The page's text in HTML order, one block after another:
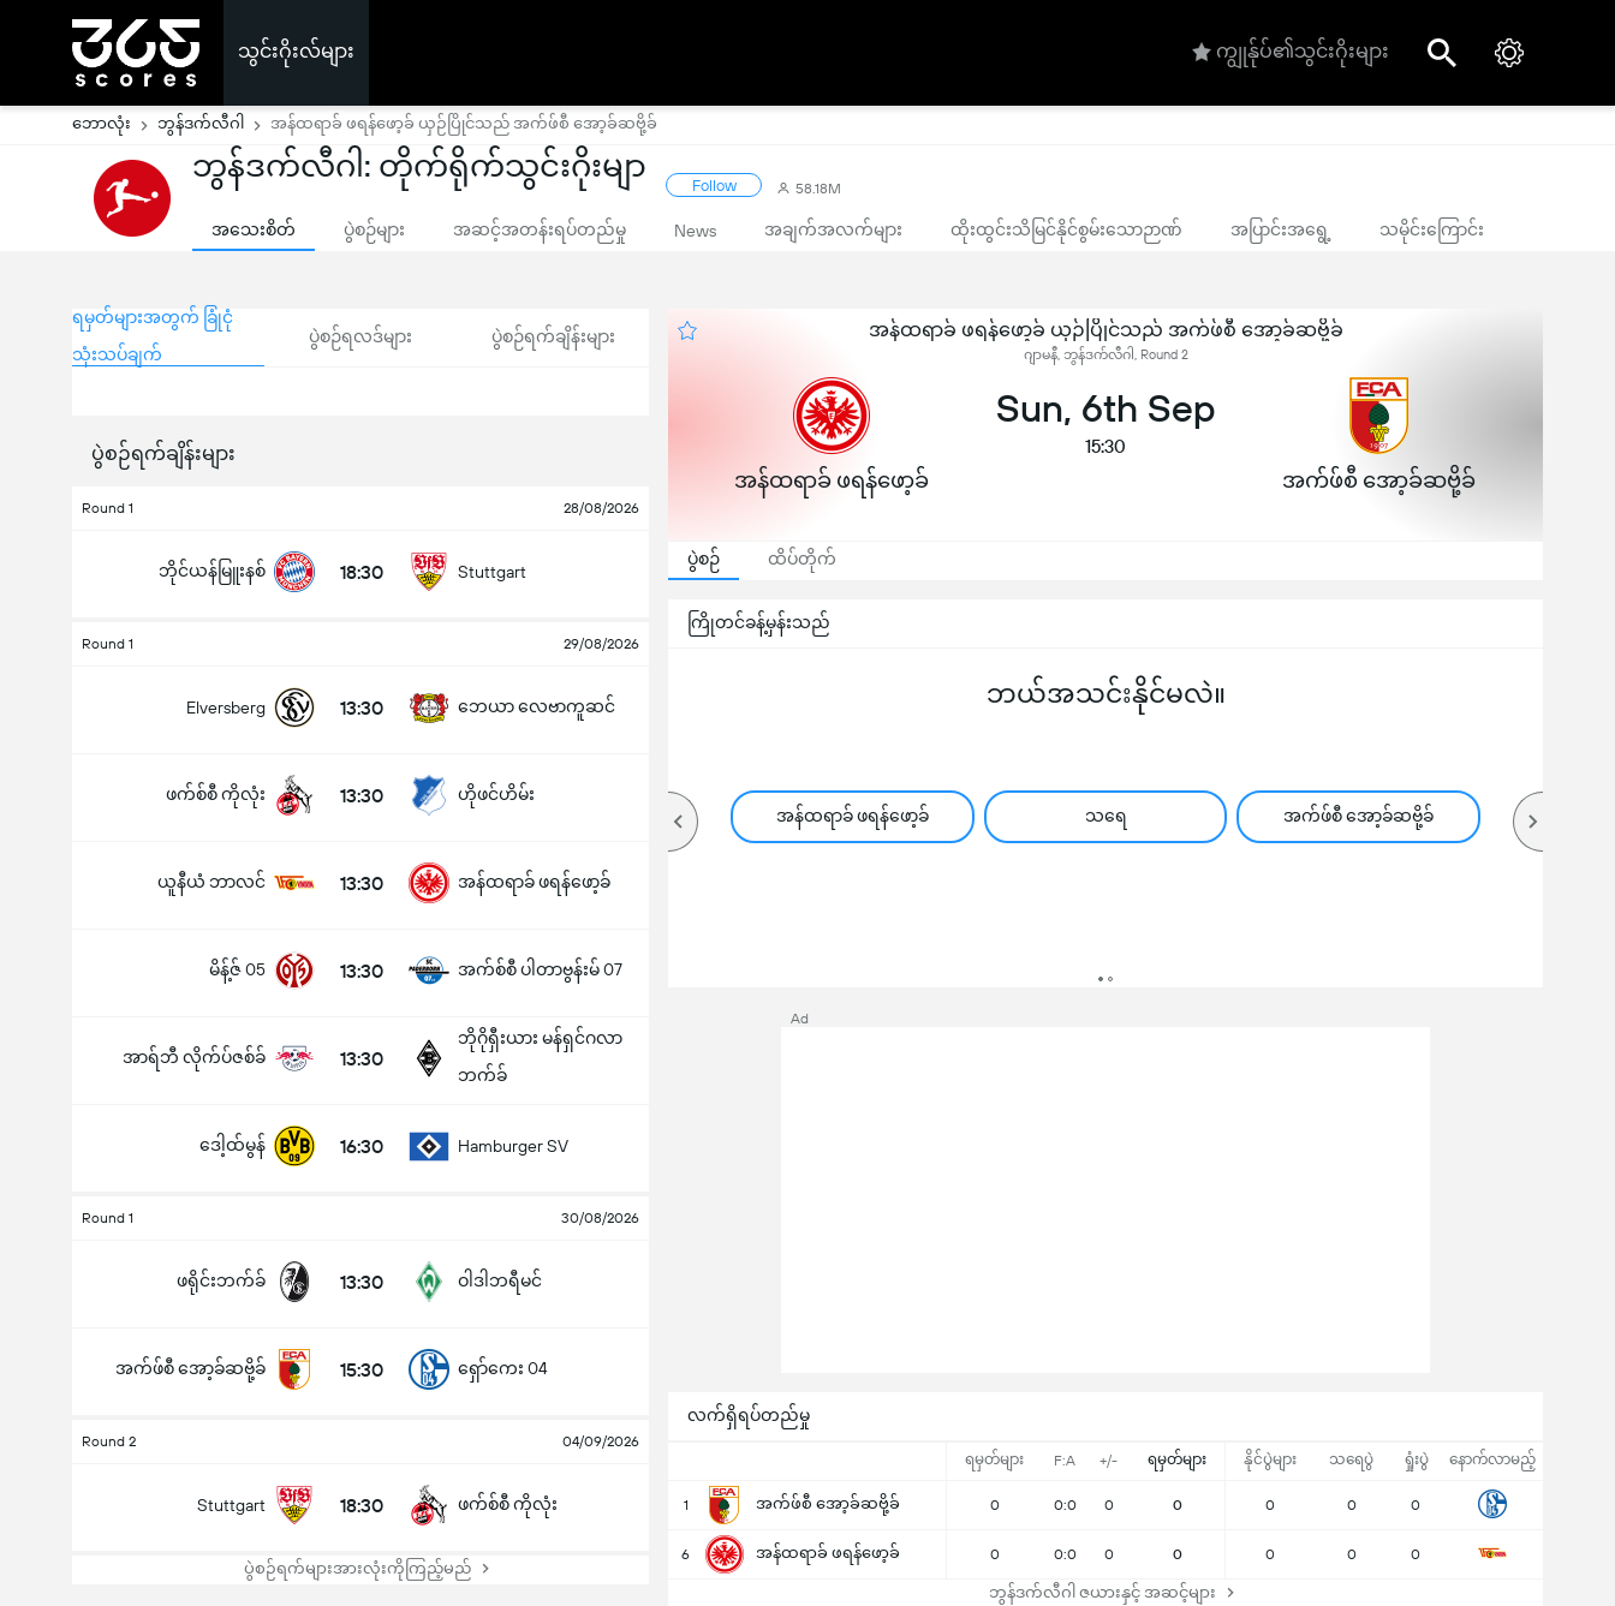
သွင်းဂိုးလ်များ ကျွုန်ုပ်၏သွင်းဂိုးများ
ဘောလုံး ဘွန်ဒက်လီဂါ အန်ထရာခ် ဖရန်ဖော့ခ် ယှဉ်ပြိုင်သည် အက်ဖ်စီ အော့ခ်ဆဗို့ခ်
ဘွန်ဒက်လီဂါ: တိုက်ရိုက်သွင်းဂိုးမျာ
Follow 58.18M
အသေးစိတ် ပွဲစဉ်များ အဆင့်အတန်းရပ်တည်မှု News အချက်အလက်များ ထိုးထွင်းသိမြင်နိုင်စွမ်းသောဉာဏ် အပြာင်းအရွေ့ သမိုင်းကြောင်း
ရမှတ်များအတွက် ခြုံငုံ
သုံးသပ်ချက်
ပွဲစဉ်ရလဒ်များ ပွဲစဉ်ရက်ချိန်းများ
ပွဲစဉ်ရက်ချိန်းများ
Round 1 28/08/2026
ဘိုင်ယန်မြူးနစ် 18:30 Stuttgart
Round 1 29/08/2026
Elversberg 13:30 ဘေယာ လေဗာကူဆင်
ဖက်စ်စီ ကိုလုံး 13:30 ဟိုဖင်ဟိမ်း
ယူနီယံ ဘာလင် 13:30 အန်ထရာခ် ဖရန်ဖော့ခ်
မိန့်ဇ် 05 13:30 အက်စ်စီ ပါတာဗွန်းမ် 07
အာရ်ဘီ လိုက်ပ်ဇစ်ခ် 13:30
ဘိုဂိုရှီးယား မန်ရှင်ဂလာ
ဘက်ခ်
ဒေါ့ထ်မွန် 16:30 Hamburger SV
Round 1 30/08/2026
ဖရိုင်းဘက်ခ် 13:30 ဝါဒါဘရီမင်
အက်ဖ်စီ အော့ခ်ဆဗို့ခ် 15:30 ရှော်ကေး 04
Round 2 04/09/2026
Stuttgart 18:30 ဖက်စ်စီ ကိုလုံး
ပွဲစဉ်ရက်များအားလုံးကိုကြည့်မည်
အန်ထရာခ် ဖရန်ဖော့ခ် ယှဉ်ပြိုင်သည် အက်ဖ်စီ အော့ခ်ဆဗို့ခ်
ဂျာမနီ, ဘွန်ဒက်လီဂါ, Round 2
အန်ထရာခ် ဖရန်ဖော့ခ်
Sun, 6th Sep
15:30
အက်ဖ်စီ အော့ခ်ဆဗို့ခ်
ပွဲစဉ် ထိပ်တိုက်
ကြိုတင်ခန့်မှန်းသည်
ဘယ်အသင်းနိုင်မလဲ။
အန်ထရာခ် ဖရန်ဖော့ခ် သရေ အက်ဖ်စီ အော့ခ်ဆဗို့ခ်
ပြိုင်ပွဲအတွင်း ဂိုးစုစုပေါင်း (2.5)
လက်ရှိရပ်တည်မှု
ရမှတ်များ F:A +/- ရမှတ်များ နိုင်ပွဲများ သရေပွဲ ရှုံးပွဲ နောက်လာမည့်
1 အက်ဖ်စီ အော့ခ်ဆဗို့ခ် 0 0:0 0 0 0 0 0
6 အန်ထရာခ် ဖရန်ဖော့ခ် 0 0:0 0 0 0 0 0
ဘွန်ဒက်လီဂါ ဇယားနှင့် အဆင့်များ
Ad